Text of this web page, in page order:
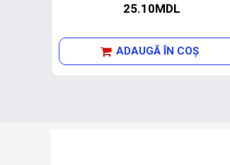
25.10MDL
ADAUGĂ ÎN COŞ